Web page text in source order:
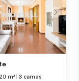
m² |3 camas